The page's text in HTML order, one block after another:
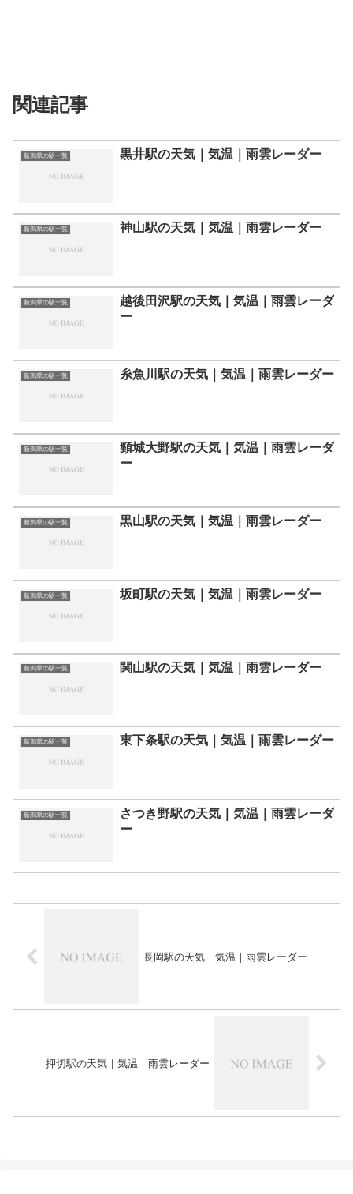
関連記事
新潟県の駅一覧 黒井駅の天気｜気温｜雨雲レーダー
新潟県の駅一覧 神山駅の天気｜気温｜雨雲レーダー
新潟県の駅一覧
越後田沢駅の天気｜気温｜雨雲レーダ
ー
新潟県の駅一覧 糸魚川駅の天気｜気温｜雨雲レーダー
新潟県の駅一覧
頸城大野駅の天気｜気温｜雨雲レーダ
ー
新潟県の駅一覧 黒山駅の天気｜気温｜雨雲レーダー
新潟県の駅一覧 坂町駅の天気｜気温｜雨雲レーダー
新潟県の駅一覧 関山駅の天気｜気温｜雨雲レーダー
新潟県の駅一覧 東下条駅の天気｜気温｜雨雲レーダー
新潟県の駅一覧
さつき野駅の天気｜気温｜雨雲レーダ
ー
長岡駅の天気｜気温｜雨雲レーダー
押切駅の天気｜気温｜雨雲レーダー